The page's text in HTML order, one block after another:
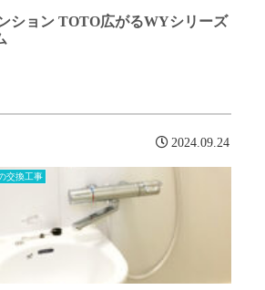
ション TOTO広がるWYシリーズ
2024.09.24
交換工事